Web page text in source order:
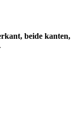
beide kanten,
.